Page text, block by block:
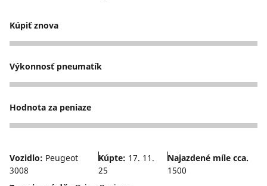
Kúpiť znova
4
Výkonnosť pneumatík
2
Hodnota za peniaze
4
Vozidlo: Peugeot
3008
Kúpte: 17. 11.
25
Najazdené míle cca.
1500